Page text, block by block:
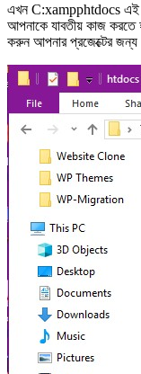
এখন C:xampphtdocs এই
আপনাকে যাবতীয় কাজ করতে
করুন আপনার প্রজেক্টের